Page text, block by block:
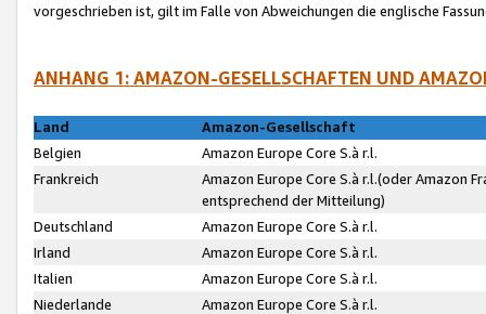
vorgeschrieben ist, gilt im Falle von Abweichungen die englische
ANHANG 1: AMAZON-GESELLSCHAFTEN UND
Land
Amazon-Gesellschaft
Belgien
Amazon Europe Core S.à r.l.
Frankreich
Amazon Europe Core S.à r.l.(oder Amazon
entsprechend der Mitteilung)
Deutschland
Amazon Europe Core S.à r.l.
Irland
Amazon Europe Core S.à r.l.
Italien
Amazon Europe Core S.à r.l.
Niederlande
Amazon Europe Core S.à r.l.